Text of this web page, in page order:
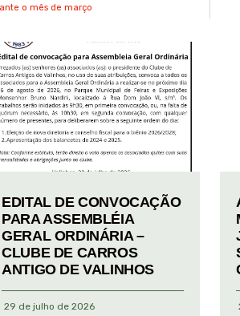
o mês de março
EDITAL DE CONVOCAÇÃO
PARA ASSEMBLÉIA
GERAL ORDINÁRIA –
CLUBE DE CARROS
ANTIGO DE VALINHOS
29 de julho de 2026